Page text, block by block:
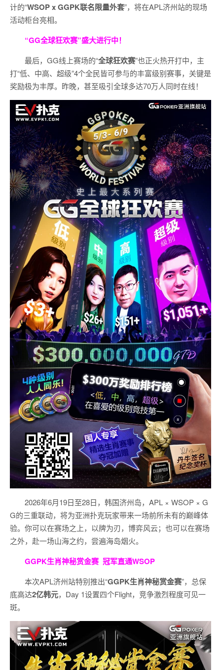
计的“WSOP x GGPK联名限量外套”，将在APL济州站的现场
活动柜台亮相。
“GG全球狂欢赛”盛大进行中！
最后，GG线上赛场的“全球狂欢赛”也正火热开打中，主
打“低、中高、超级”4个全民皆可参与的丰富级别赛事，关键是
奖励极为丰厚。 昨晚，甚至吸引全球多达70万人同时在线！
2026年6月19日至28日，韩国济州岛，APL × WSOP × G
G的三重联动，将为亚洲扑克玩家带来一场前所未有的巅峰体
验。 你可以在赛场之上，以牌为刃，博弈风云；也可以在赛场
之外，赴一场山海之约，尝遍海岛烟火。
GGPK生肖神秘赏金赛 冠军直通WSOP
本次APL济州站特别推出“GGPK生肖神秘赏金赛”，总保
底高达2亿韩元，Day 1设置四个Flight，竞争激烈程度可见一
斑。